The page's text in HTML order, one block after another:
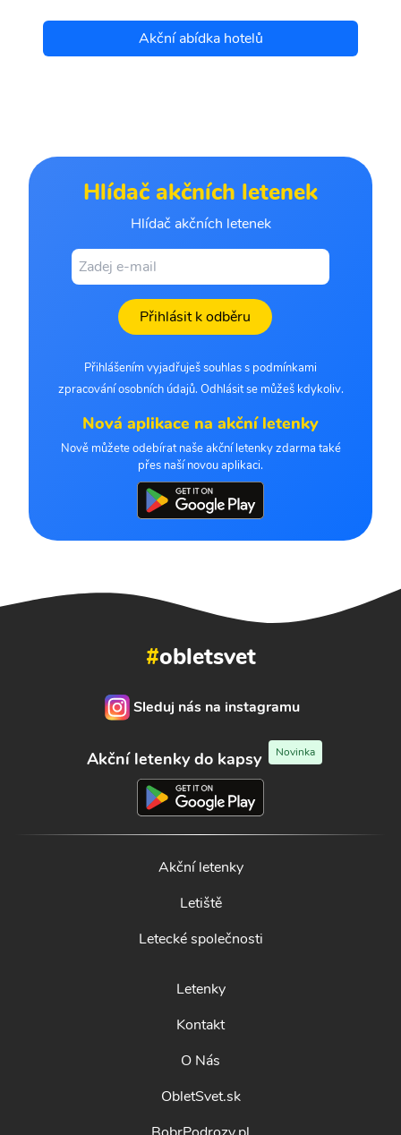
Akční abídka hotelů
Hlídač akčních letenek
Hlídač akčních letenek
Přihlásit k odběru
Přihlášením vyjadřuješ souhlas s podmínkami
zpracování osobních údajů. Odhlásit se můžeš kdykoliv.
Nová aplikace na akční letenky
Nově můžete odebírat naše akční letenky zdarma také
přes naší novou aplikaci.
#obletsvet
Sleduj nás na instagramu
Akční letenky do kapsy Novinka
Akční letenky
Letiště
Letecké společnosti
Letenky
Kontakt
O Nás
ObletSvet.sk